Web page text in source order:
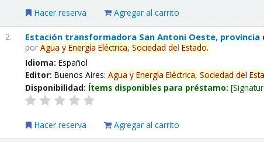
Hacer reserva Agregar al carrito
2. Estación transformadora San Antoni Oeste, provincia
porAgua y Energía Eléctrica, Sociedad delEstado.
Idioma:Español
Editor:Buenos Aires:Agua y Energía Eléctrica, Sociedad del
Disponibilidad: Ítems disponibles para préstamo:
Hacer reserva Agregar al carrito